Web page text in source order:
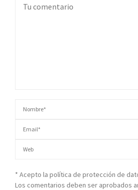
* Acepto la política de protección de
Los comentarios deben ser aprobados